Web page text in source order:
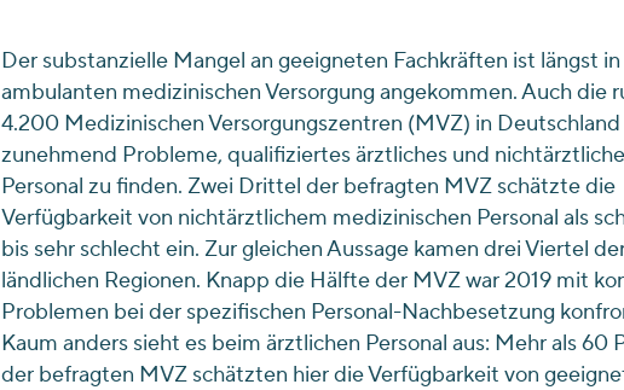
Der substanzielle Mangel an geeigneten Fachkräften ist längst
ambulanten medizinischen Versorgung angekommen. Auch die
4.200 Medizinischen Versorgungszentren (MVZ) in
zunehmend Probleme, qualifiziertes ärztliches und
Personal zu finden. Zwei Drittel der befragten MVZ schätzte die
Verfügbarkeit von nichtärztlichem medizinischen Personal als
bis sehr schlecht ein. Zur gleichen Aussage kamen drei Viertel
ländlichen Regionen. Knapp die Hälfte der MVZ war 2019 mit
Problemen bei der spezifischen Personal-Nachbesetzung
Kaum anders sieht es beim ärztlichen Personal aus: Mehr als 60
der befragten MVZ schätzten hier die Verfügbarkeit von